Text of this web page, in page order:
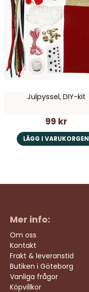
Julpyssel, DIY-kit
99 kr
LÄGG I VARUKORGEN
Mer info:
Om oss
Kontakt
Frakt & leveranstid
Butiken i Göteborg
Vanliga frågor
Köpvillkor